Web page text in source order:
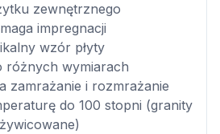
zewnętrznego
impregnacji
wzór płyty
różnych wymiarach
zamrażanie i rozmrażanie
do 100 stopni (granity
żywicowane)